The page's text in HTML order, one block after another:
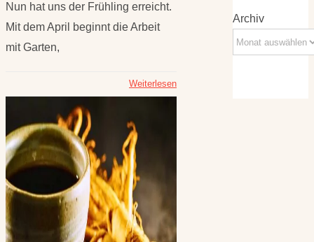
Nun hat uns der Frühling erreicht.
Mit dem April beginnt die Arbeit
mit Garten,
Weiterlesen
Archiv